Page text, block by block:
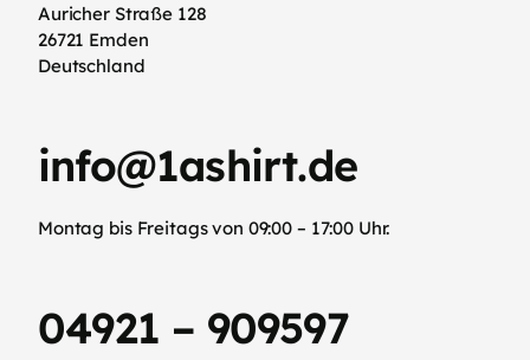
Auricher Straße 128
26721 Emden
Deutschland
info@1ashirt.de
Montag bis Freitags von 09:00 – 17:00 Uhr.
04921 – 909597